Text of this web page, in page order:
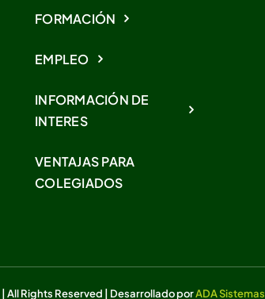
FORMACIÓN
EMPLEO
INFORMACIÓN DE
INTERES
VENTAJAS PARA
COLEGIADOS
| All Rights Reserved | Desarrollado porADA Sistemas